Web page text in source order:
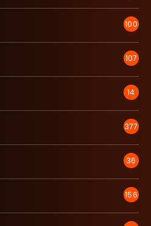
100
107
14
377
36
156